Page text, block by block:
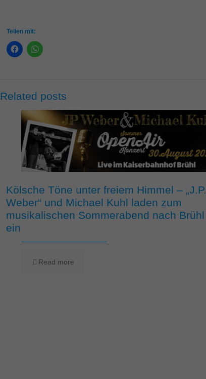
Teilen mit:
Related posts
Kölsche Töne unter freiem Himmel – „J.P.
Weber“ und Michael Kuhl laden zum
musikalischen Sommerabend nach Brühl
ein
Read more